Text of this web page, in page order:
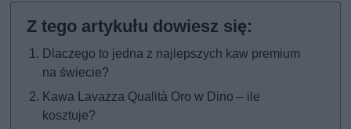
Dlaczego to jedna z najlepszych kaw premium
na świecie?
Kawa Lavazza Qualità Oro w Dino – ile
kosztuje?